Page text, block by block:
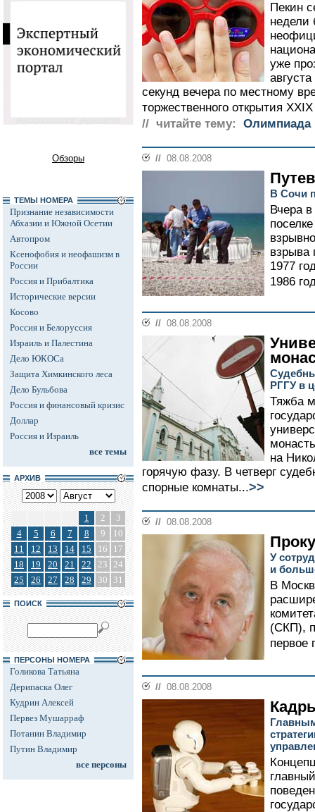
Обзоры
ТЕМЫ НОМЕРА
Признание независимости
Абхазии и Южной Осетии
Автопром
Ксенофобия и неофашизм в
России
Россия и Прибалтика
Исторические версии
Косово
Россия и Белоруссия
Израиль и Палестина
Дело ЮКОСа
Защита Химкинского леса
Дело Бульбова
Россия и финансовый кризис
Доллар
Россия и Израиль
все темы
АРХИВ
1 2
3
4
5 6 7 8 9
10
11
12 13 14 15 16
17
18
19 20 21 22 23 24
25
26 27 28 29 30 31
ПОИСК
ПЕРСОНЫ НОМЕРА
Голикова Татьяна
Дерипаска Олег
Кудрин Алексей
Первез Мушарраф
Потанин Владимир
Путин Владимир
все персоны
Пекин
недели
уже
секунд вечера по местному
торжественного открытия
// читайте тему:
Олимпиада
// 08.08.2008
В Сочи
Вчера
взрыва
1977
1986
// 08.08.2008
РГГУ в
Тяжба
на
горячую фазу. В четверг
спорные комнаты...>>
// 08.08.2008
У
и
В
(СКП),
первое
// 08.08.2008